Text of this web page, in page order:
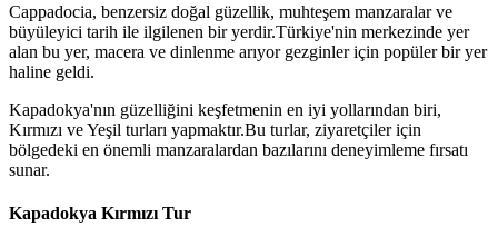
Cappadocia, benzersiz doğal güzellik, muhteşem manzaralar ve
büyüleyici tarih ile ilgilenen bir yerdir.Türkiye'nin merkezinde yer
alan bu yer, macera ve dinlenme arıyor gezginler için popüler bir yer
haline geldi.
Kapadokya'nın güzelliğini keşfetmenin en iyi yollarından biri,
Kırmızı ve Yeşil turları yapmaktır.Bu turlar, ziyaretçiler için
bölgedeki en önemli manzaralardan bazılarını deneyimleme fırsatı
sunar.
Kapadokya Kırmızı Tur